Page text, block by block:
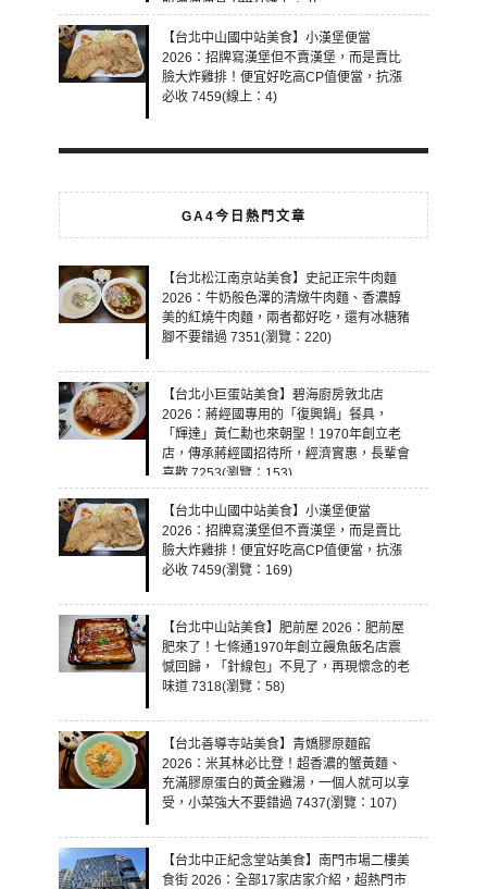
【台北中山國中站美食】小漢堡便當
2026：招牌寫漢堡但不賣漢堡，而是賣比
臉大炸雞排！便宜好吃高CP值便當，抗漲
必收 7459(線上：4)
GA4今日熱門文章
【台北松江南京站美食】史記正宗牛肉麵
2026：牛奶般色澤的清燉牛肉麵、香濃醇
美的紅燒牛肉麵，兩者都好吃，還有冰糖豬
腳不要錯過 7351(瀏覽：220)
【台北小巨蛋站美食】碧海廚房敦北店
2026：蔣經國專用的「復興鍋」餐具，
「輝達」黃仁勳也來朝聖！1970年創立老
店，傳承蔣經國招待所，經濟實惠，長輩會
喜歡 7253(瀏覽：153)
【台北中山國中站美食】小漢堡便當
2026：招牌寫漢堡但不賣漢堡，而是賣比
臉大炸雞排！便宜好吃高CP值便當，抗漲
必收 7459(瀏覽：169)
【台北中山站美食】肥前屋 2026：肥前屋
肥來了！七條通1970年創立饅魚飯名店震
憾回歸，「針線包」不見了，再現懷念的老
味道 7318(瀏覽：58)
【台北善導寺站美食】青嬌膠原麵館
2026：米其林必比登！超香濃的蟹黃麵、
充滿膠原蛋白的黃金雞湯，一個人就可以享
受，小菜強大不要錯過 7437(瀏覽：107)
【台北中正紀念堂站美食】南門市場二樓美
食街 2026：全部17家店家介紹，超熱門市